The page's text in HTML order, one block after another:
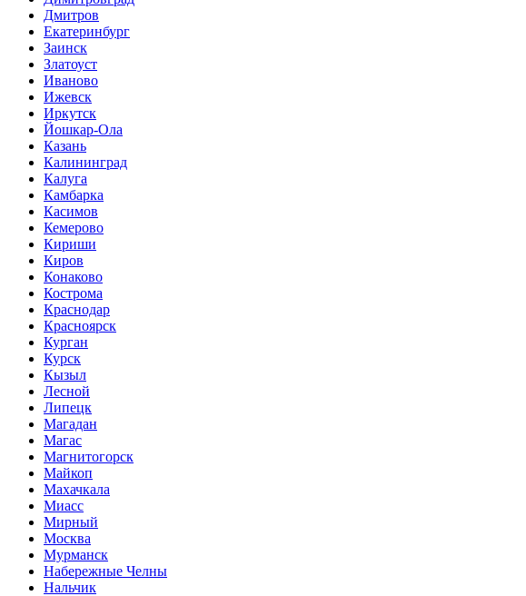
Дмитров
Екатеринбург
Заинск
Златоуст
Иваново
Ижевск
Иркутск
Йошкар-Ола
Казань
Калининград
Калуга
Камбарка
Касимов
Кемерово
Кириши
Киров
Конаково
Кострома
Краснодар
Красноярск
Курган
Курск
Кызыл
Лесной
Липецк
Магадан
Магас
Магнитогорск
Майкоп
Махачкала
Миасс
Мирный
Москва
Мурманск
Набережные Челны
Нальчик